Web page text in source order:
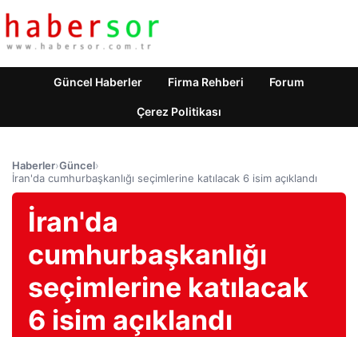
Güncel Haberler Firma Rehberi Forum
Çerez Politikası
Haberler›Güncel›
İran'da cumhurbaşkanlığı seçimlerine katılacak 6 isim açıklandı
İran'da
cumhurbaşkanlığı
seçimlerine katılacak
6 isim açıklandı